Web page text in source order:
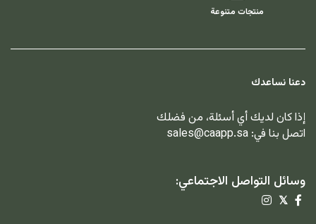
منتجات متنوعة
دعنا نساعدك
إذا كان لديك أي أسئلة، من فضلك
اتصل بنا في: sales@caapp.sa
وسائل التواصل الاجتماعي:
𝕏